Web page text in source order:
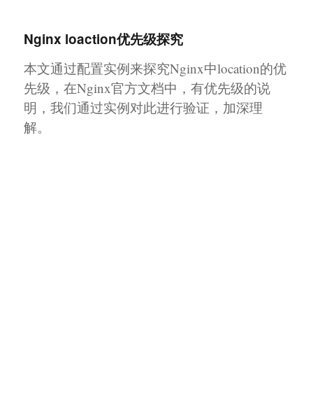
幸福日记
Nginx loaction优先级探究
本文通过配置实例来探究Nginx中location的优
先级，在Nginx官方文档中，有优先级的说
明，我们通过实例对此进行验证，加深理
解。